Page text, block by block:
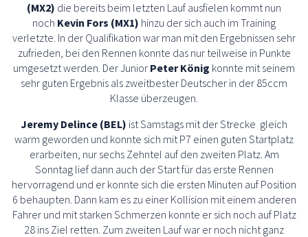
(MX2) die bereits beim letzten Lauf ausfielen kommt nun
noch Kevin Fors (MX1) hinzu der sich auch im Training
verletzte. In der Qualifikation war man mit den Ergebnissen sehr
zufrieden, bei den Rennen konnte das nur teilweise in Punkte
umgesetzt werden. Der Junior Peter König konnte mit seinem
sehr guten Ergebnis als zweitbester Deutscher in der 85ccm
Klasse überzeugen.
Jeremy Delince (BEL) ist Samstags mit der Strecke gleich
warm geworden und konnte sich mit P7 einen guten Startplatz
erarbeiten, nur sechs Zehntel auf den zweiten Platz. Am
Sonntag lief dann auch der Start für das erste Rennen
hervorragend und er konnte sich die ersten Minuten auf Position
6 behaupten. Dann kam es zu einer Kollision mit einem anderen
Fahrer und mit starken Schmerzen konnte er sich noch auf Platz
28 ins Ziel retten. Zum zweiten Lauf war er noch nicht ganz